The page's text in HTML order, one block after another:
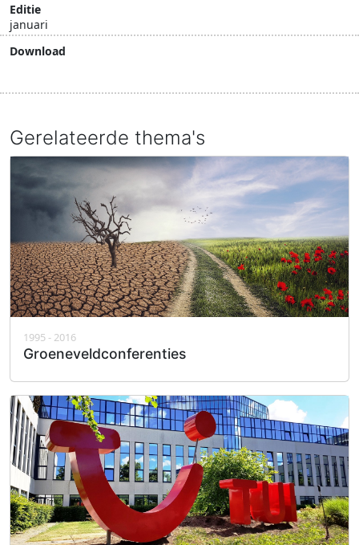
Editie
januari
Download
Gerelateerde thema's
1995 - 2016
Groeneveldconferenties